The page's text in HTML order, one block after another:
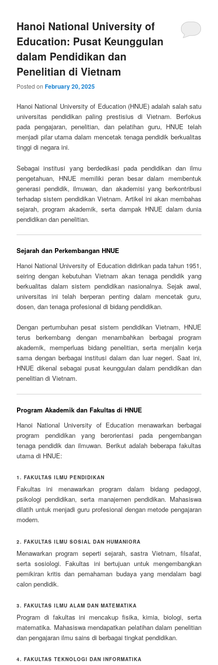
Hanoi National University of
Education: Pusat Keunggulan
dalam Pendidikan dan
Penelitian di Vietnam
Posted onFebruary 20, 2025
Hanoi National University of Education (HNUE) adalah salah satu
universitas pendidikan paling prestisius di Vietnam. Berfokus
pada pengajaran, penelitian, dan pelatihan guru, HNUE telah
menjadi pilar utama dalam mencetak tenaga pendidik berkualitas
tinggi di negara ini.
Sebagai institusi yang berdedikasi pada pendidikan dan ilmu
pengetahuan, HNUE memiliki peran besar dalam membentuk
generasi pendidik, ilmuwan, dan akademisi yang berkontribusi
terhadap sistem pendidikan Vietnam. Artikel ini akan membahas
sejarah, program akademik, serta dampak HNUE dalam dunia
pendidikan dan penelitian.
Sejarah dan Perkembangan HNUE
Hanoi National University of Education didirikan pada tahun 1951,
seiring dengan kebutuhan Vietnam akan tenaga pendidik yang
berkualitas dalam sistem pendidikan nasionalnya. Sejak awal,
universitas ini telah berperan penting dalam mencetak guru,
dosen, dan tenaga profesional di bidang pendidikan.
Dengan pertumbuhan pesat sistem pendidikan Vietnam, HNUE
terus berkembang dengan menambahkan berbagai program
akademik, memperluas bidang penelitian, serta menjalin kerja
sama dengan berbagai institusi dalam dan luar negeri. Saat ini,
HNUE dikenal sebagai pusat keunggulan dalam pendidikan dan
penelitian di Vietnam.
Program Akademik dan Fakultas di HNUE
Hanoi National University of Education menawarkan berbagai
program pendidikan yang berorientasi pada pengembangan
tenaga pendidik dan ilmuwan. Berikut adalah beberapa fakultas
utama di HNUE:
1. FAKULTAS ILMU PENDIDIKAN
Fakultas ini menawarkan program dalam bidang pedagogi,
psikologi pendidikan, serta manajemen pendidikan. Mahasiswa
dilatih untuk menjadi guru profesional dengan metode pengajaran
modern.
2. FAKULTAS ILMU SOSIAL DAN HUMANIORA
Menawarkan program seperti sejarah, sastra Vietnam, filsafat,
serta sosiologi. Fakultas ini bertujuan untuk mengembangkan
pemikiran kritis dan pemahaman budaya yang mendalam bagi
calon pendidik.
3. FAKULTAS ILMU ALAM DAN MATEMATIKA
Program di fakultas ini mencakup fisika, kimia, biologi, serta
matematika. Mahasiswa mendapatkan pelatihan dalam penelitian
dan pengajaran ilmu sains di berbagai tingkat pendidikan.
4. FAKULTAS TEKNOLOGI DAN INFORMATIKA